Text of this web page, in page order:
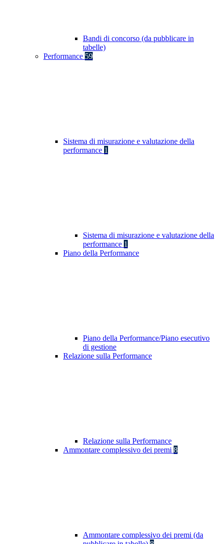
Bandi di concorso (da pubblicare in
tabelle)
Performance 59
Sistema di misurazione e valutazione della
performance 1
Sistema di misurazione e valutazione della
performance 1
Piano della Performance
Piano della Performance/Piano esecutivo
di gestione
Relazione sulla Performance
Relazione sulla Performance
Ammontare complessivo dei premi 8
Ammontare complessivo dei premi (da